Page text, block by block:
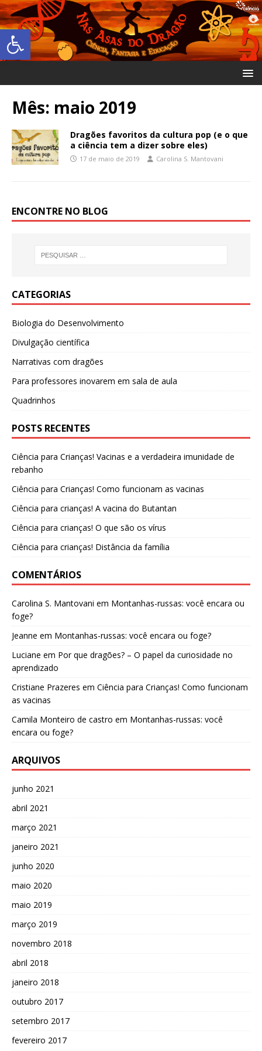
Abrir a barra de ferramentas
Mês: maio 2019
Dragões favoritos da cultura pop (e o que
a ciência tem a dizer sobre eles)
17 de maio de 2019 Carolina S. Mantovani
ENCONTRE NO BLOG
CATEGORIAS
Biologia do Desenvolvimento
Divulgação científica
Narrativas com dragões
Para professores inovarem em sala de aula
Quadrinhos
POSTS RECENTES
Ciência para Crianças! Vacinas e a verdadeira imunidade de
rebanho
Ciência para Crianças! Como funcionam as vacinas
Ciência para crianças! A vacina do Butantan
Ciência para crianças! O que são os vírus
Ciência para crianças! Distância da família
COMENTÁRIOS
Carolina S. Mantovani em Montanhas-russas: você encara ou
foge?
Jeanne em Montanhas-russas: você encara ou foge?
Luciane em Por que dragões? – O papel da curiosidade no
aprendizado
Cristiane Prazeres em Ciência para Crianças! Como funcionam
as vacinas
Camila Monteiro de castro em Montanhas-russas: você
encara ou foge?
ARQUIVOS
junho 2021
abril 2021
março 2021
janeiro 2021
junho 2020
maio 2020
maio 2019
março 2019
novembro 2018
abril 2018
janeiro 2018
outubro 2017
setembro 2017
fevereiro 2017